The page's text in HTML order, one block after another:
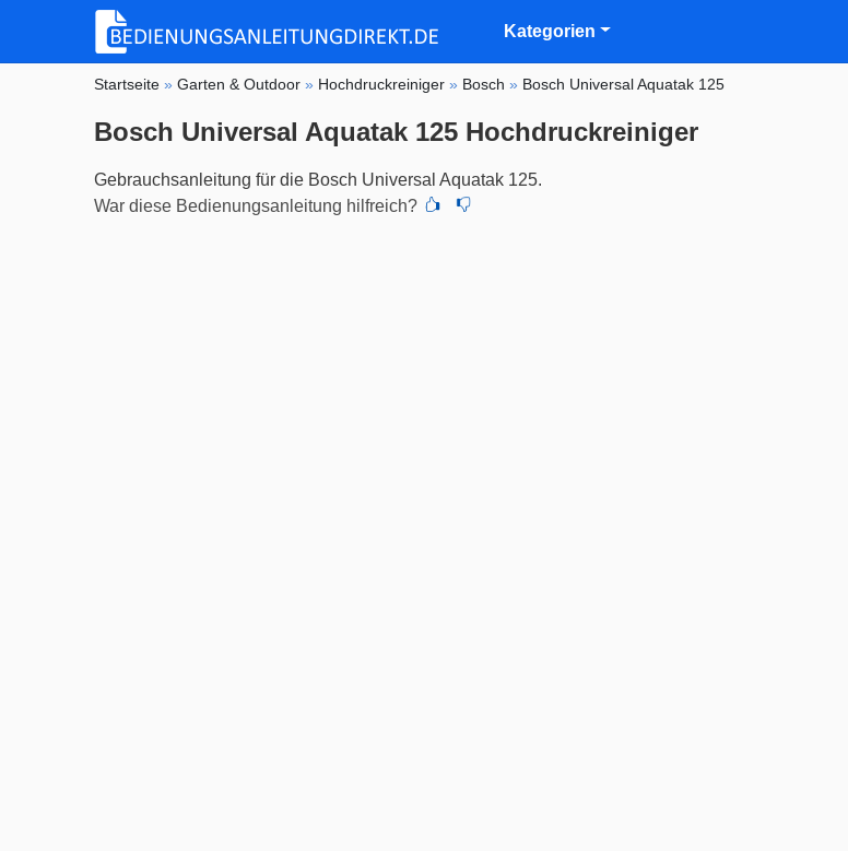
Kategorien
Startseite »Garten & Outdoor » Hochdruckreiniger » Bosch » Bosch Universal Aquatak 125
Bosch Universal Aquatak 125 Hochdruckreiniger
Gebrauchsanleitung für die Bosch Universal Aquatak 125.
War diese Bedienungsanleitung hilfreich?